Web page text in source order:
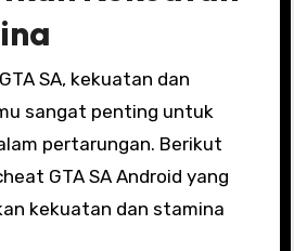
SA, kekuatan dan
sangat penting untuk
pertarungan. Berikut
GTA SA Android yang
kekuatan dan stamina